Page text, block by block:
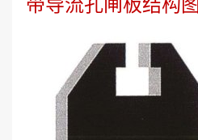
带导流孔闸板结构图